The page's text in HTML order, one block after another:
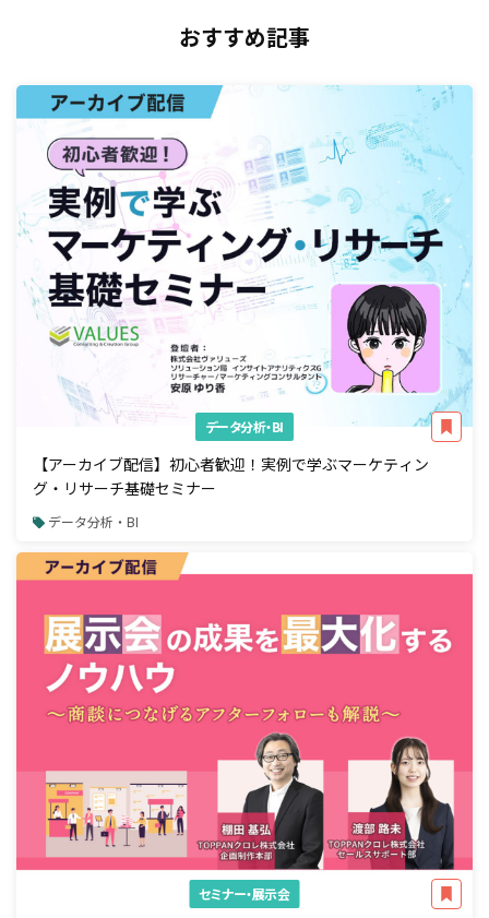
おすすめ記事
データ分析・BI
【アーカイブ配信】初心者歓迎！実例で学ぶマーケティン
グ・リサーチ基礎セミナー
データ分析・BI
セミナー・展示会